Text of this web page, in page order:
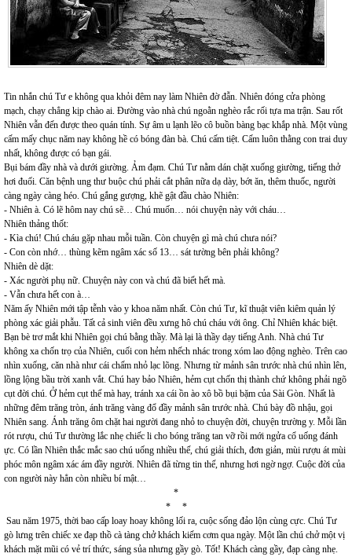
Tin nhắn chú Tư e không qua khỏi đêm nay làm Nhiên đờ đẫn. Nhiên đóng cửa phòng
mạch, chạy chẳng kịp chào ai. Đường vào nhà chú ngoằn nghèo rắc rối tựa ma trận. Sau rốt
Nhiên vẫn đến được theo quán tính. Sự âm u lạnh lẽo cô buồn bàng bạc khắp nhà. Một vùng
cấm mấy chục năm nay không hề có bóng đàn bà. Chú cấm tiệt. Cấm luôn thằng con trai duy
nhất, không được có bạn gái.
Bụi bám đầy nhà và dưới giường. Ảm đạm. Chú Tư nằm dán chặt xuống giường, tiếng thở
hơi đuối. Căn bệnh ung thư buộc chú phải cắt phân nữa dạ dày, bớt ăn, thêm thuốc, người
càng ngày càng héo. Chú gắng gượng, khẽ gật đầu chào Nhiên:
- Nhiên à. Có lẽ hôm nay chú sẽ… Chú muốn… nói chuyện này với cháu…
Nhiên thảng thốt:
- Kìa chú! Chú cháu gặp nhau mỗi tuần. Còn chuyện gì mà chú chưa nói?
- Con còn nhớ… thùng kẽm ngâm xác số 13… sát tường bên phải không?
Nhiên dè dặt:
- Xác người phụ nữ. Chuyện này con và chú đã biết hết mà.
- Vẫn chưa hết con à…
Năm ấy Nhiên mới tập tễnh vào y khoa năm nhất. Còn chú Tư, kĩ thuật viên kiêm quản lý
phòng xác giải phẫu. Tất cả sinh viên đều xưng hô chú cháu với ông. Chỉ Nhiên khác biệt.
Bạn bè trơ mắt khi Nhiên gọi chú bằng thầy. Mà lại là thầy dạy tiếng Anh. Nhà chú Tư
không xa chốn trọ của Nhiên, cuối con hẻm nhếch nhác trong xóm lao động nghèo. Trên cao
nhìn xuống, căn nhà như cái chấm nhỏ lạc lõng. Nhưng từ mảnh sân trước nhà chú nhìn lên,
lồng lộng bầu trời xanh vắt. Chú hay bảo Nhiên, hẻm cụt chốn thị thành chứ không phải ngõ
cụt đời chú. Ở hẻm cụt thế mà hay, tránh xa cái ồn ào xô bồ bụi bặm của Sài Gòn. Nhất là
những đêm trăng tròn, ánh trăng vàng đổ đầy mảnh sân trước nhà. Chú bày đồ nhậu, gọi
Nhiên sang. Ánh trăng ôm chặt hai người đang nhỏ to chuyện đời, chuyện trường y. Mỗi lần
rót rượu, chú Tư thường lắc nhẹ chiếc li cho bóng trăng tan vỡ rồi mới ngửa cổ uống đánh
ực. Có lần Nhiên thắc mắc sao chú uống nhiều thế, chú giải thích, đơn giản, mùi rượu át mùi
phóc môn ngâm xác ám đầy người. Nhiên đã từng tin thế, nhưng hơi ngờ ngợ. Cuộc đời của
con người này hẳn còn nhiều bí mật…
*
* *
Sau năm 1975, thời bao cấp loay hoay không lối ra, cuộc sống đảo lộn cùng cực. Chú Tư
gò lưng trên chiếc xe đạp thồ cà tàng chở khách kiếm cơm qua ngày. Một lần chú chở một vị
khách mặt mũi có vẻ trí thức, sáng sủa nhưng gầy gò. Tốt! Khách càng gầy, đạp càng nhẹ.